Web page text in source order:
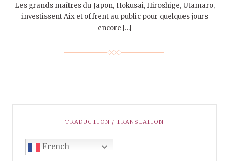
Les grands maîtres du Japon, Hokusai, Hiroshige, Utamaro,
investissent Aix et offrent au public pour quelques jours
encore […]
TRADUCTION / TRANSLATION
French